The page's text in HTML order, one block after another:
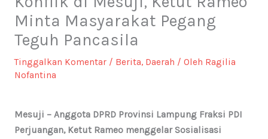
Minta Masyarakat Pegang
Teguh Pancasila
Tinggalkan Komentar / Berita, Daerah / Oleh Ragilia
Nofantina
Mesuji – Anggota DPRD Provinsi Lampung Fraksi PDI
Perjuangan, Ketut Rameo menggelar Sosialisasi